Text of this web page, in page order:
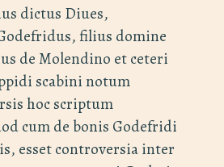
dictus Diues,
filius domine
de Molendino et ceteri
scabini notum
hoc scriptum
cum de bonis Godefridi
esset controversia inter